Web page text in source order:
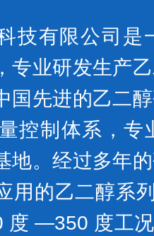
技有限公司是
专业研发生产
国先进的乙二
控制体系，
地。经过多年
用的乙二醇系
度 —350 度工